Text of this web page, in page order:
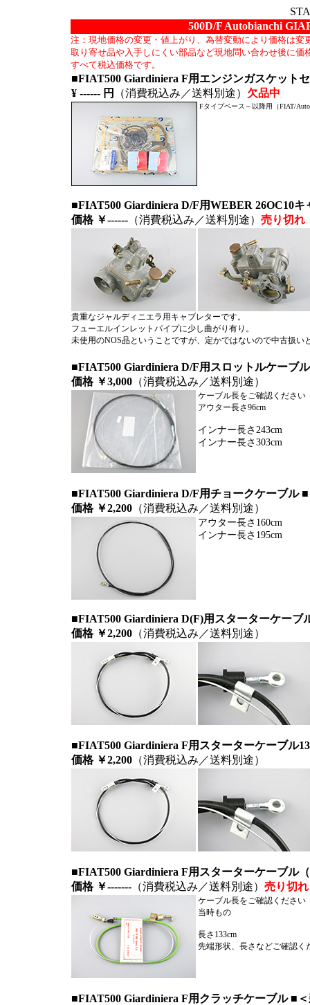
500D/F Autobianchi
注：現地価格の変更・値上がり、為替変動により価格は変
取り寄せ品や入手しにくい部品など現地問い合わせ後に
すべて税込価格です。
■FIAT500 Giardiniera F用 エンジンガスケット
¥ ------ 円 （消費税込み／送料別途） 欠品中
Fタイプベース～以降用（FIAT/
■FIAT500 Giardiniera D/F用WEBER 26OC10キ
価格 ￥------（消費税込み／送料別途） 売り切れ
貴重なジャルディニエラ用キャブレターです。
フューエルインレットパイプに少し曲がり有り。
未使用のNOS品ということですが、定かではないので中古扱
■FIAT500 Giardiniera D/F用スロットルケーブ
価格 ￥3,000（消費税込み／送料別途）
ケーブル長をご確認ください
アウター長さ96cm
インナー長さ243cm
インナー長さ303cm
■FIAT500 Giardiniera D/F用チョークケーブル
価格 ￥2,200（消費税込み／送料別途）
アウター長さ160cm
インナー長さ195cm
■FIAT500 Giardiniera D(F)用スターターケーブ
価格 ￥2,200（消費税込み／送料別途）
■FIAT500 Giardiniera F用スターターケーブル
価格 ￥2,200（消費税込み／送料別途）
■FIAT500 Giardiniera F用スターターケーブル
価格 ￥-------（消費税込み／送料別途） 売り切れ
ケーブル長をご確認ください
当時もの
長さ133cm
先端形状、長さなどご確認く
■FIAT500 Giardiniera F用クラッチケーブル ■